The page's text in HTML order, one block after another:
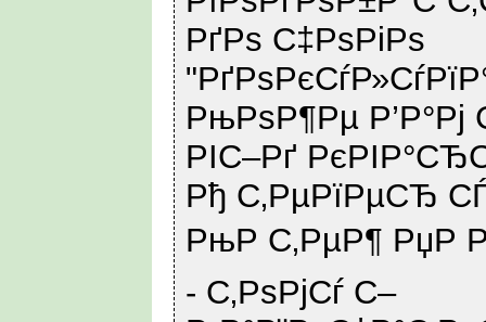
РґРѕ С‡РѕРіРѕ
РњРѕР¶Рµ
РІС–Рґ
Рђ С‚РµРїРµСЂ
РњР С‚РµР¶ РџР
- С‚РѕРјСѓ С–